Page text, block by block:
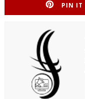
PIN IT